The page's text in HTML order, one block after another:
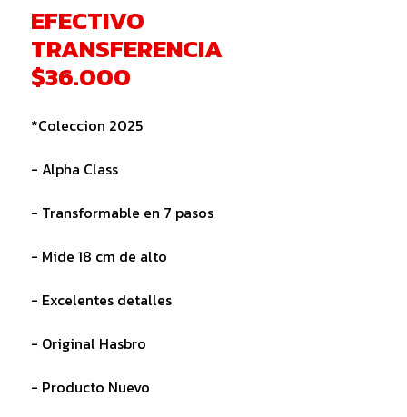
EFECTIVO
TRANSFERENCIA
$36.000
*Coleccion 2025
- Alpha Class
- Transformable en 7 pasos
- Mide 18 cm de alto
- Excelentes detalles
- Original Hasbro
- Producto Nuevo